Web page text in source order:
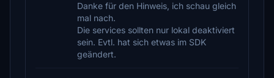
Danke für den Hinweis, ich schau gleich
mal nach.
Die services sollten nur lokal deaktiviert
sein. Evtl. hat sich etwas im SDK
geändert.